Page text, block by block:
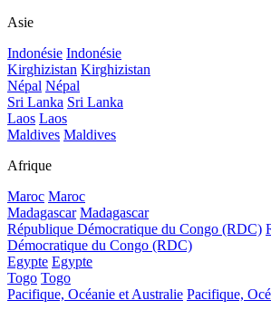
Asie
Indonésie Indonésie
Kirghizistan Kirghizistan
Népal Népal
Sri Lanka Sri Lanka
Laos Laos
Maldives Maldives
Afrique
Maroc Maroc
Madagascar Madagascar
République Démocratique du Congo (RDC)
Démocratique du Congo (RDC)
Egypte Egypte
Togo Togo
Pacifique, Océanie et Australie Pacifique,